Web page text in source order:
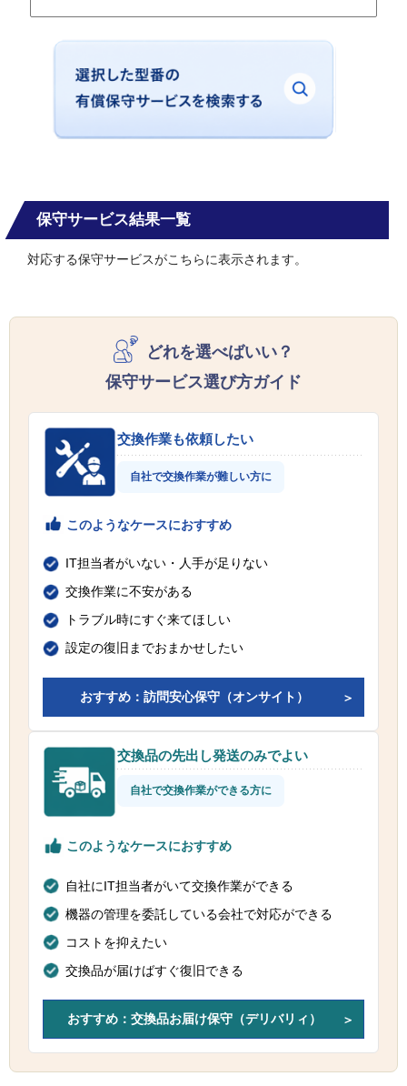
保守サービス結果一覧
対応する保守サービスがこちらに表示されます。
どれを選べばいい？
保守サービス選び方ガイド
交換作業も依頼したい
自社で交換作業が難しい方に
このようなケースにおすすめ
IT担当者がいない・人手が足りない
交換作業に不安がある
トラブル時にすぐ来てほしい
設定の復旧までおまかせしたい
おすすめ：訪問安心保守（オンサイト）
交換品の先出し発送のみでよい
自社で交換作業ができる方に
このようなケースにおすすめ
自社にIT担当者がいて交換作業ができる
機器の管理を委託している会社で対応ができる
コストを抑えたい
交換品が届けばすぐ復旧できる
おすすめ：交換品お届け保守（デリバリィ）